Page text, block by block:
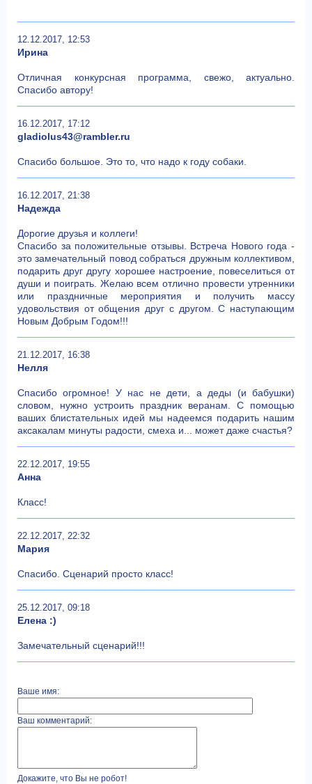
12.12.2017, 12:53
Ирина
Отличная конкурсная программа, свежо, актуально.
Спасибо автору!
16.12.2017, 17:12
gladiolus43@rambler.ru
Спасибо большое. Это то, что надо к году собаки.
16.12.2017, 21:38
Надежда
Дорогие друзья и коллеги!
Спасибо за положительные отзывы. Встреча Нового года -
это замечательный повод собраться дружным коллективом,
подарить друг другу хорошее настроение, повеселиться от
души и поиграть. Желаю всем отлично провести утренники
или праздничные мероприятия и получить массу
удовольствия от общения друг с другом. С наступающим
Новым Добрым Годом!!!
21.12.2017, 16:38
Нелля
Спасибо огромное! У нас не дети, а деды (и бабушки)
словом, нужно устроить праздник веранам. С помощью
ваших блистательных идей мы надеемся подарить нашим
аксакалам минуты радости, смеха и... может даже счастья?
22.12.2017, 19:55
Анна
Класс!
22.12.2017, 22:32
Мария
Спасибо. Сценарий просто класс!
25.12.2017, 09:18
Елена :)
Замечательный сценарий!!!
Ваше имя:
Ваш комментарий:
Докажите, что Вы не робот!